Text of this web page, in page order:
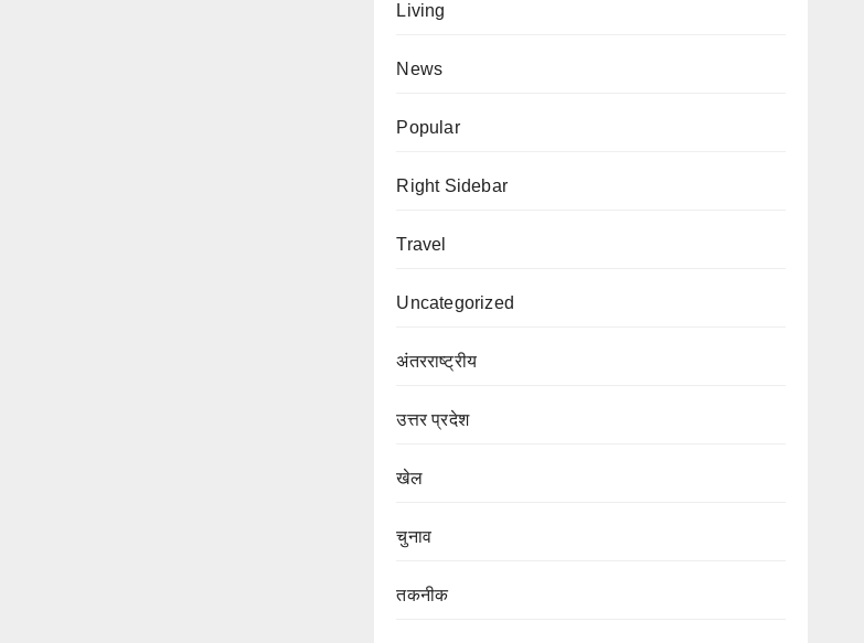
Living
News
Popular
Right Sidebar
Travel
Uncategorized
अंतरराष्ट्रीय
उत्तर प्रदेश
खेल
चुनाव
तकनीक